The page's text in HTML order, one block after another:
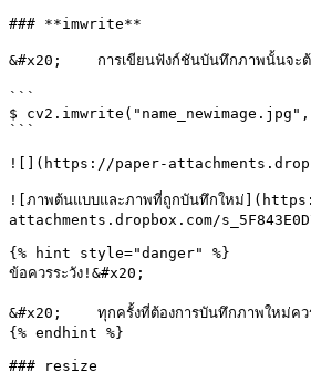
### **imwrite**
&#x20;    การเขียนฟังก์ชันบันทึกภาพนั้นจะต้
```
$
```
![](https://paper-
![ภาพต้นแบบและภาพที่ถูกบันทึกใหม่
attachments.dropbox.com/
{% hint style="danger" %}
ข้อควรระวัง!&#x20;
&#x20;    ทุกครั้งที่ต้องการบันทึกภาพใหม่คว
{% endhint %}
### resize